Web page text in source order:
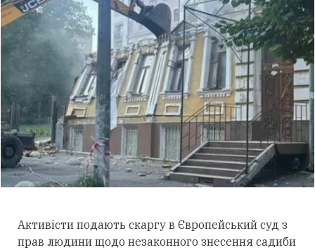
Активісти подають скаргу в Європейський суд з
прав людини щодо незаконного знесення садиби